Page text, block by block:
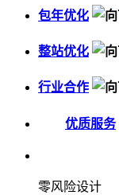
包年优化
整站优化
行业合作
优质服务
零风险设计